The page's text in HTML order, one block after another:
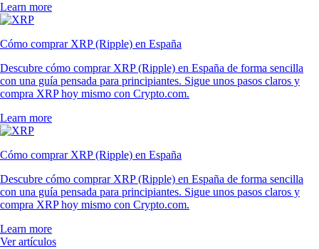
Learn more
Cómo comprar XRP (Ripple) en España
Descubre cómo comprar XRP (Ripple) en España de forma sencilla
con una guía pensada para principiantes. Sigue unos pasos claros y
compra XRP hoy mismo con Crypto.com.
Learn more
Cómo comprar XRP (Ripple) en España
Descubre cómo comprar XRP (Ripple) en España de forma sencilla
con una guía pensada para principiantes. Sigue unos pasos claros y
compra XRP hoy mismo con Crypto.com.
Learn more
Ver artículos